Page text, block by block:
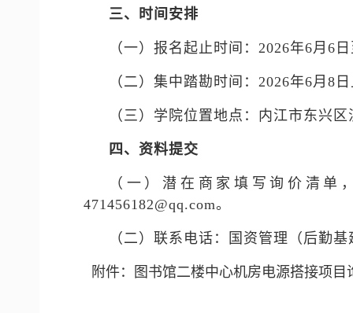
三、时间 安排
（一）报名起止时间：2026年6月6
（二）集中踏勘时间：2026年6月8
（三）学院位置地点：内江市东兴
四、资料提交
（一）潜在商家填写询价清单
471456182@qq.com。
（二）联系电话：国资管理（后勤
附件：图书馆二楼中心机房电源搭接项目